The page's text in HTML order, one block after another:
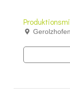
Gerolzhofen